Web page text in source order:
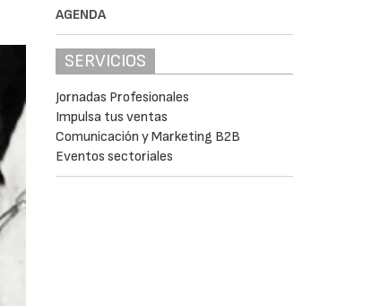
AGENDA
SERVICIOS
Jornadas Profesionales
Impulsa tus ventas
Comunicación y Marketing B2B
Eventos sectoriales